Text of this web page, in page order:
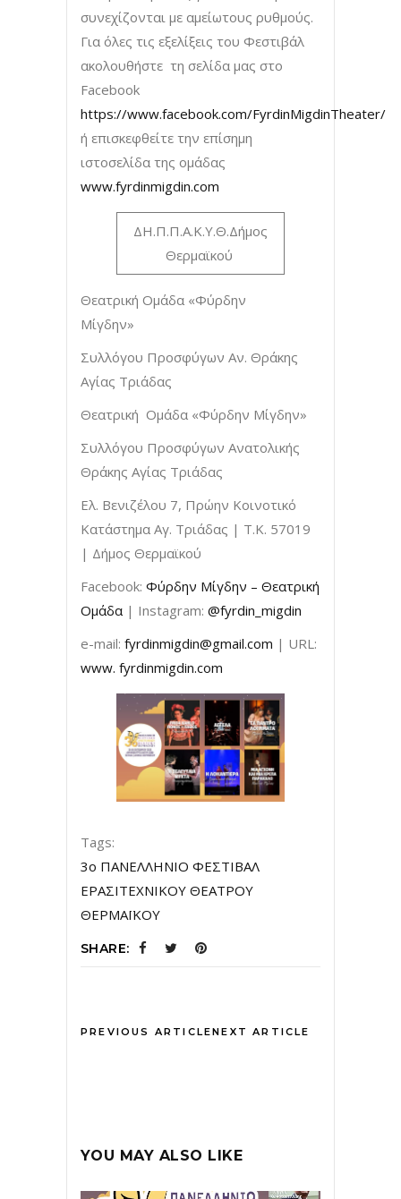
συνεχίζονται με αμείωτους ρυθμούς.
Για όλες τις εξελίξεις του Φεστιβάλ
ακολουθήστε τη σελίδα μας στο
Facebook
https://www.facebook.com/FyrdinMigdinTheater/
ή επισκεφθείτε την επίσημη
ιστοσελίδα της ομάδας
www.fyrdinmigdin.com
ΔΗ.Π.Π.Α.Κ.Υ.Θ.Δήμος
Θερμαϊκού
Θεατρική Ομάδα «Φύρδην
Μίγδην»
Συλλόγου Προσφύγων Αν. Θράκης
Αγίας Τριάδας
Θεατρική Ομάδα «Φύρδην Μίγδην»
Συλλόγου Προσφύγων Ανατολικής
Θράκης Αγίας Τριάδας
Ελ. Βενιζέλου 7, Πρώην Κοινοτικό
Κατάστημα Αγ. Τριάδας | Τ.Κ. 57019
| Δήμος Θερμαϊκού
Facebook: Φύρδην Μίγδην – Θεατρική
Ομάδα | Instagram: @fyrdin_migdin
e-mail: fyrdinmigdin@gmail.com | URL:
www. fyrdinmigdin.com
Tags:
3ο ΠΑΝΕΛΛΗΝΙΟ ΦΕΣΤΙΒΑΛ
ΕΡΑΣΙΤΕΧΝΙΚΟΥ ΘΕΑΤΡΟΥ
ΘΕΡΜΑΪΚΟΥ
SHARE:
PREVIOUS ARTICLENEXT ARTICLE
YOU MAY ALSO LIKE